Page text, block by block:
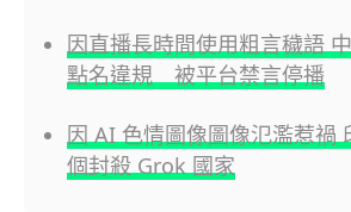
因直播長時間使用粗言穢語
點名違規 被平台禁言停播
因 AI 色情圖像圖像氾濫惹禍
個封殺 Grok 國家